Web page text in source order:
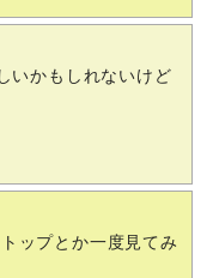
いかもしれないけど
ップとか一度見てみ